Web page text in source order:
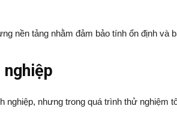
nền tảng nhằm đảm bảo tính ổn định và
nghiệp
nghiệp, nhưng trong quá trình thử nghiệm